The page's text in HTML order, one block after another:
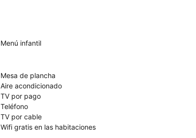
Menú infantil
Mesa de plancha
Aire acondicionado
TV por pago
Teléfono
TV por cable
Wifi gratis en las habitaciones